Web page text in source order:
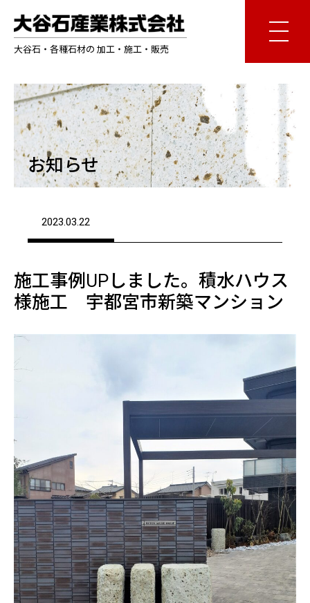
大谷石・各種石材の 加工・施工・販売
お知らせ
2023.03.22
施工事例UPしました。積水ハウス
様施工 宇都宮市新築マンション